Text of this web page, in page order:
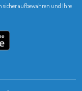
sicher aufbewahren und Ihre